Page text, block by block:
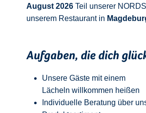
August 2026 Teil unserer
unserem Restaurant in
Aufgaben, die dich
Unsere Gäste mit einem
Lächeln willkommen heißen
Individuelle Beratung über